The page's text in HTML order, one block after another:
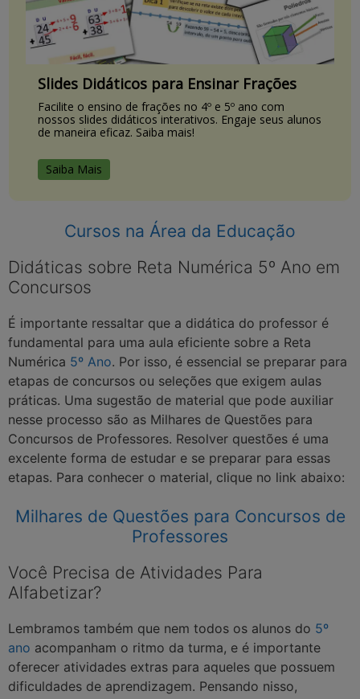
Slides Didáticos para Ensinar Frações
Facilite o ensino de frações no 4º e 5º ano com
nossos slides didáticos interativos. Engaje seus alunos
de maneira eficaz. Saiba mais!
Saiba Mais
Cursos na Área da Educação
Didáticas sobre Reta Numérica 5º Ano em
Concursos
É importante ressaltar que a didática do professor é
fundamental para uma aula eficiente sobre a Reta
Numérica 5º Ano. Por isso, é essencial se preparar para
etapas de concursos ou seleções que exigem aulas
práticas. Uma sugestão de material que pode auxiliar
nesse processo são as Milhares de Questões para
Concursos de Professores. Resolver questões é uma
excelente forma de estudar e se preparar para essas
etapas. Para conhecer o material, clique no link abaixo:
Milhares de Questões para Concursos de
Professores
Você Precisa de Atividades Para
Alfabetizar?
Lembramos também que nem todos os alunos do 5º
ano acompanham o ritmo da turma, e é importante
oferecer atividades extras para aqueles que possuem
dificuldades de aprendizagem. Pensando nisso,